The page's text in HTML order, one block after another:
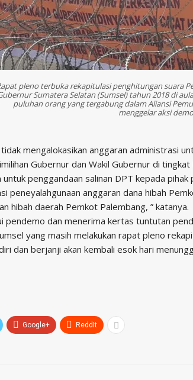
pleno terbuka rekapitulasi penghitungan suara
Sumatera Selatan (Sumsel) tahun 2018 di
puluhan orang yang tergabung dalam Aliansi
menggelar aksi
mengalokasikan anggaran administrasi
Gubernur dan Wakil Gubernur di tingkat
penggandaan salinan DPT kepada
peneyalahgunaan anggaran dana hibah
hibah daerah Pemkot Palembang, ” katanya.
pendemo dan menerima kertas tuntutan
yang masih melakukan rapat pleno
dan berjanji akan kembali esok hari
Google+ ReddIt